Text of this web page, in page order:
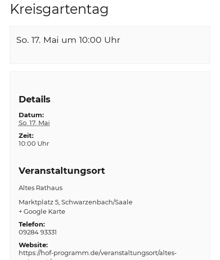
Kreisgartentag
So. 17. Mai um 10:00 Uhr
Details
Datum:
So. 17. Mai
Zeit:
10:00 Uhr
Veranstaltungsort
Altes Rathaus
Marktplatz 5 Schwarzenbach/Saale
+ Google Karte
Telefon:
09284 93331
Website:
https://hof-programm.de/veranstaltungsort/altes-